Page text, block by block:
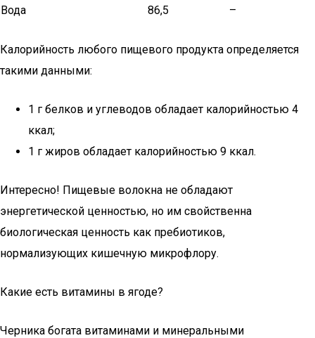
Вода 86,5 –
Калорийность любого пищевого продукта определяется
такими данными:
1 г белков и углеводов обладает калорийностью 4
ккал;
1 г жиров обладает калорийностью 9 ккал.
Интересно! Пищевые волокна не обладают
энергетической ценностью, но им свойственна
биологическая ценность как пребиотиков,
нормализующих кишечную микрофлору.
Какие есть витамины в ягоде?
Черника богата витаминами и минеральными